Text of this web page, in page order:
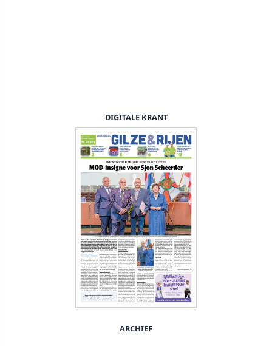
DIGITALE KRANT
ARCHIEF